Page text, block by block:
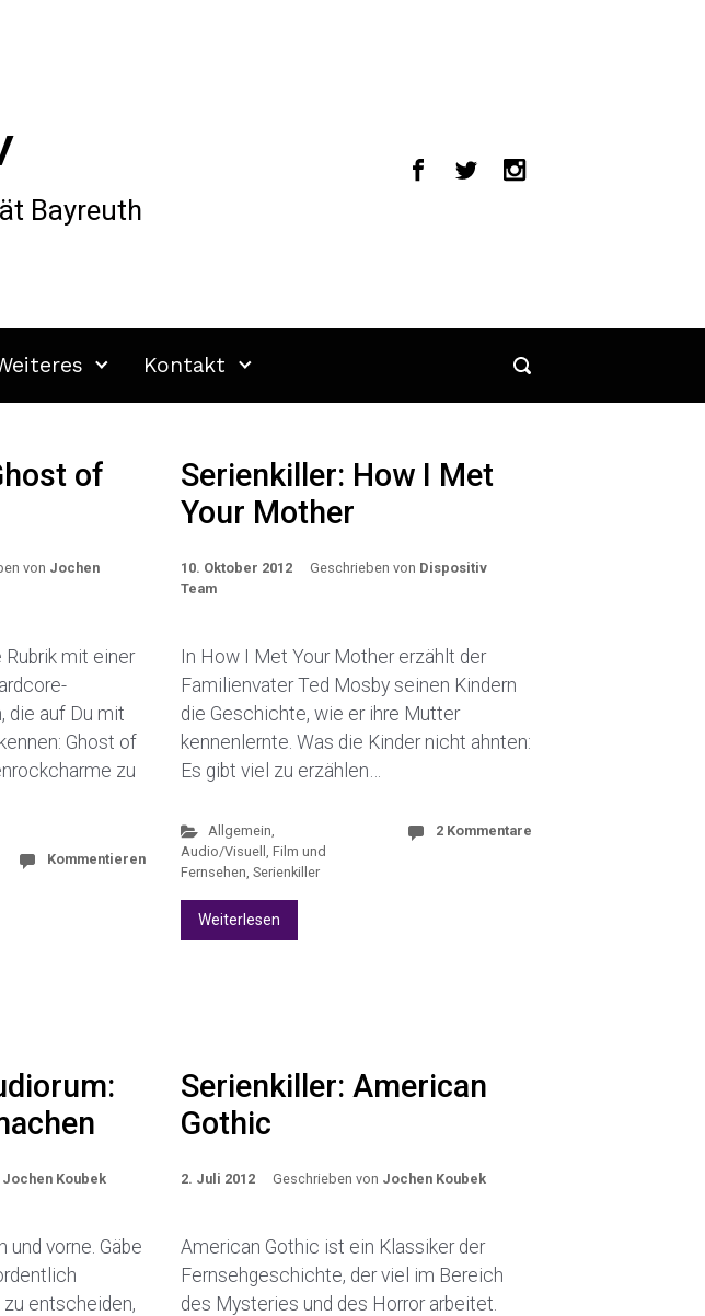
Bayreuth
Kontakt
of
von Jochen
mit einer
die auf Du mit
Ghost of
zu
Kommentieren
Serienkiller: How I Met
Your Mother
10. Oktober 2012 Geschrieben von Dispositiv
Team
In How I Met Your Mother erzählt der
Familienvater Ted Mosby seinen Kindern
die Geschichte, wie er ihre Mutter
kennenlernte. Was die Kinder nicht ahnten:
Es gibt viel zu erzählen…
Allgemein,
Audio/Visuell , Film und
Fernsehen, Serienkiller
2 Kommentare
Weiterlesen
Jochen Koubek
und vorne. Gäbe
entscheiden,
Serienkiller: American
Gothic
2. Juli 2012 Geschrieben von Jochen Koubek
American Gothic ist ein Klassiker der
Fernsehgeschichte, der viel im Bereich
des Mysteries und des Horror arbeitet.